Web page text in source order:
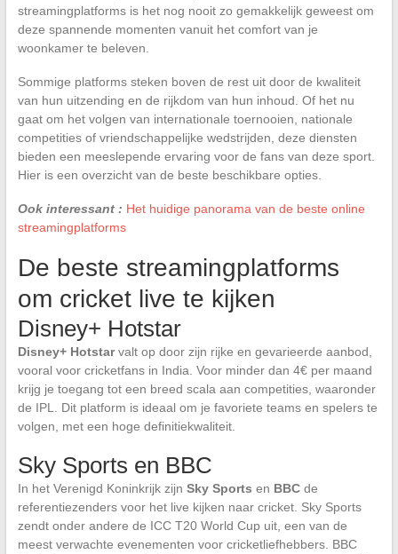
streamingplatforms is het nog nooit zo gemakkelijk geweest om
deze spannende momenten vanuit het comfort van je
woonkamer te beleven.
Sommige platforms steken boven de rest uit door de kwaliteit
van hun uitzending en de rijkdom van hun inhoud. Of het nu
gaat om het volgen van internationale toernooien, nationale
competities of vriendschappelijke wedstrijden, deze diensten
bieden een meeslepende ervaring voor de fans van deze sport.
Hier is een overzicht van de beste beschikbare opties.
Ook interessant : Het huidige panorama van de beste online
streamingplatforms
De beste streamingplatforms
om cricket live te kijken
Disney+ Hotstar
Disney+ Hotstarvalt op door zijn rijke en gevarieerde aanbod,
vooral voor cricketfans in India. Voor minder dan 4€ per maand
krijg je toegang tot een breed scala aan competities, waaronder
de IPL. Dit platform is ideaal om je favoriete teams en spelers te
volgen, met een hoge definitiekwaliteit.
Sky Sports en BBC
In het Verenigd Koninkrijk zijn Sky Sports en BBCde
referentiezenders voor het live kijken naar cricket. Sky Sports
zendt onder andere de ICC T20 World Cup uit, een van de
meest verwachte evenementen voor cricketliefhebbers. BBC